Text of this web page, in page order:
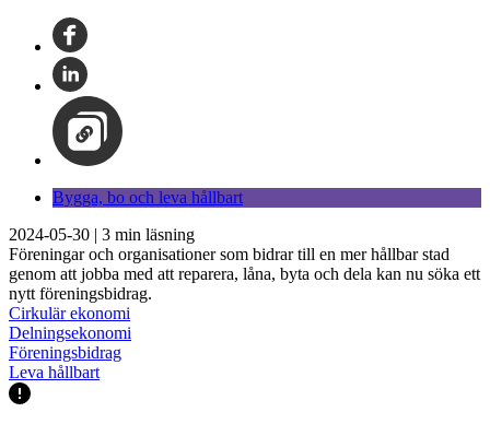
Bygga, bo och leva hållbart
2024-05-30 | 3 min läsning
Föreningar och organisationer som bidrar till en mer hållbar stad
genom att jobba med att reparera, låna, byta och dela kan nu söka ett
nytt föreningsbidrag.
Cirkulär ekonomi
Delningsekonomi
Föreningsbidrag
Leva hållbart